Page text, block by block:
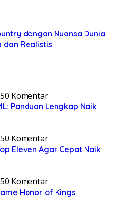
dengan Nuansa Dunia
dan Realistis
0 Komentar
Panduan Lengkap Naik
0 Komentar
Eleven Agar Cepat Naik
0 Komentar
Honor of Kings